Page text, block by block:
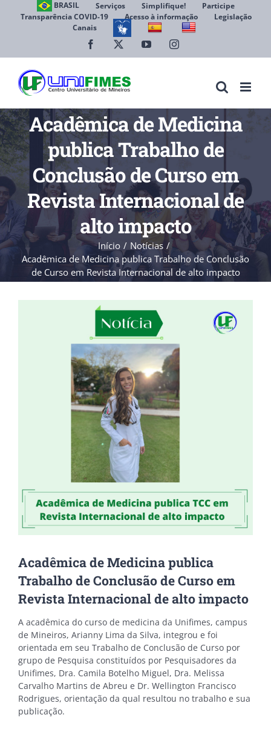
BRASIL Serviços Simplifique!
Participe
Transparência COVID-19
Acesso à informação
Legislação
Canais
Facebook YouTubeInstagram
Acadêmica de Medicina
publica Trabalho de
Conclusão de Curso em
Revista Internacional de
alto impacto
Início
Notícias
Acadêmica de Medicina publica Trabalho de Conclusão
de Curso em Revista Internacional de alto impacto
Acadêmica de Medicina publica
Trabalho de Conclusão de Curso em
Revista Internacional de alto impacto
A acadêmica do curso de medicina da Unifimes, campus
de Mineiros, Arianny Lima da Silva, integrou e foi
orientada em seu Trabalho de Conclusão de Curso por
grupo de Pesquisa constituídos por Pesquisadores da
Unifimes, Dra. Camila Botelho Miguel, Dra. Melissa
Carvalho Martins de Abreu e Dr. Wellington Francisco
Rodrigues, orientação da qual resultou no trabalho e sua
publicação.